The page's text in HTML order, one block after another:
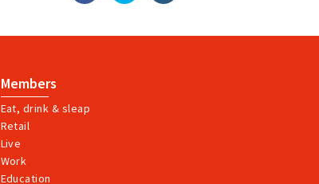
Members
Eat, drink & sleap
Retail
Live
Work
Education